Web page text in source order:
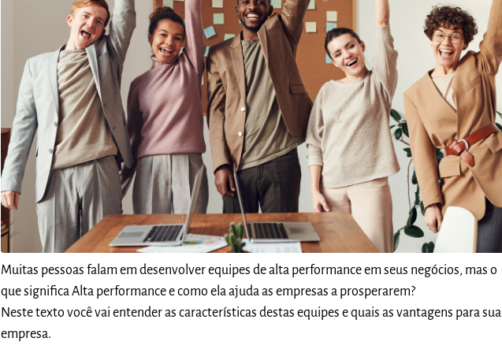
Muitas pessoas falam em desenvolver equipes de alta performance em seus negócios, mas o
que significa Alta performance e como ela ajuda as empresas a prosperarem?
Neste texto você vai entender as características destas equipes e quais as vantagens para sua
empresa.